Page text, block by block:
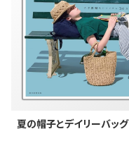
夏の帽子とデイリーバッグ